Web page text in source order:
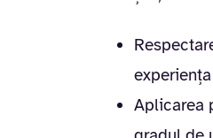
Aplicarea